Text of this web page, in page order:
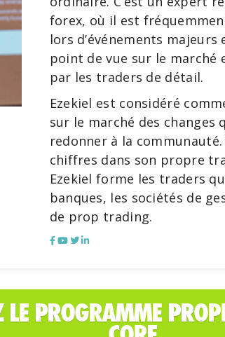
forex, où il est
lors d’événements
point de vue sur le
par les traders de détail.
Ezekiel est considéré
sur le marché des changes
redonner à la
chiffres dans son propre
Ezekiel forme les traders
banques, les sociétés de
de prop trading.
LE PROGRAMME